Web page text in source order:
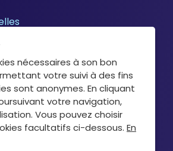
nécessaires à son bon
votre suivi à des fins
sont anonymes. En cliquant
votre navigation,
Vous pouvez choisir
facultatifs ci-dessous. En